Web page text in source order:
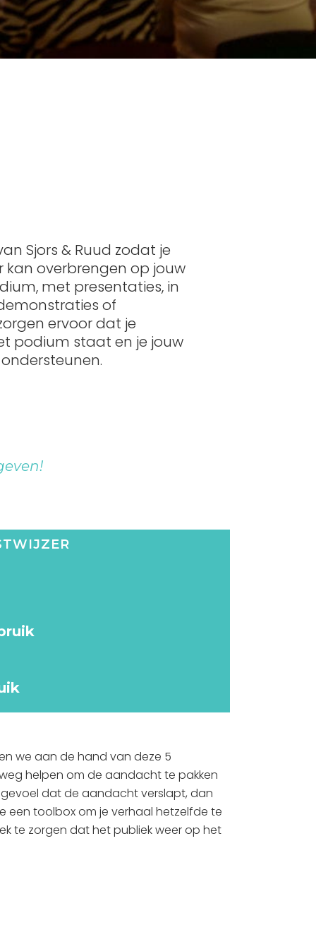
Sjors & Ruud zodat je
kan overbrengen op jouw
met presentaties, in
of
ervoor dat je
podium staat en je jouw
we aan de hand van deze 5
helpen om de aandacht te pakken
dat de aandacht verslapt, dan
een toolbox om je verhaal hetzelfde te
te zorgen dat het publiek weer op het